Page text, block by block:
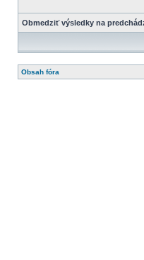
Obmedziť výsledky na
Obsah fóra